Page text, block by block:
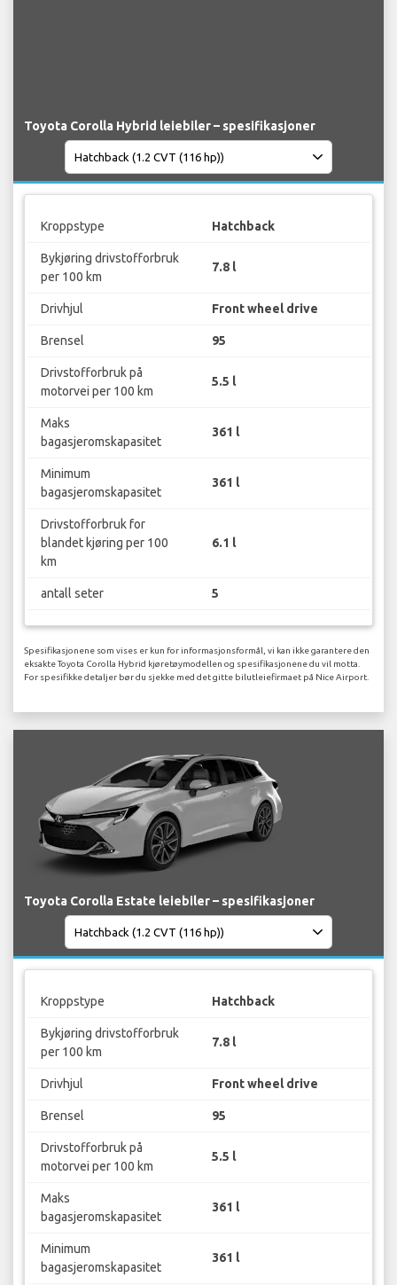
Toyota Corolla Hybrid leiebiler – spesifikasjoner
Kroppstype Hatchback
Bykjøring drivstofforbruk
per 100 km
7.8 l
Drivhjul Front wheel drive
Brensel 95
Drivstofforbruk på
motorvei per 100 km
5.5 l
Maks
bagasjeromskapasitet
361 l
Minimum
bagasjeromskapasitet
361 l
Drivstofforbruk for
blandet kjøring per 100
km
6.1 l
antall seter 5
Spesifikasjonene som vises er kun for informasjonsformål, vi kan ikke garantere den
eksakte Toyota Corolla Hybrid kjøretøymodellen og spesifikasjonene du vil motta.
For spesifikke detaljer bør du sjekke med det gitte bilutleiefirmaet på Nice Airport.
Toyota Corolla Estate leiebiler – spesifikasjoner
Kroppstype Hatchback
Bykjøring drivstofforbruk
per 100 km
7.8 l
Drivhjul Front wheel drive
Brensel 95
Drivstofforbruk på
motorvei per 100 km
5.5 l
Maks
bagasjeromskapasitet
361 l
Minimum
bagasjeromskapasitet
361 l